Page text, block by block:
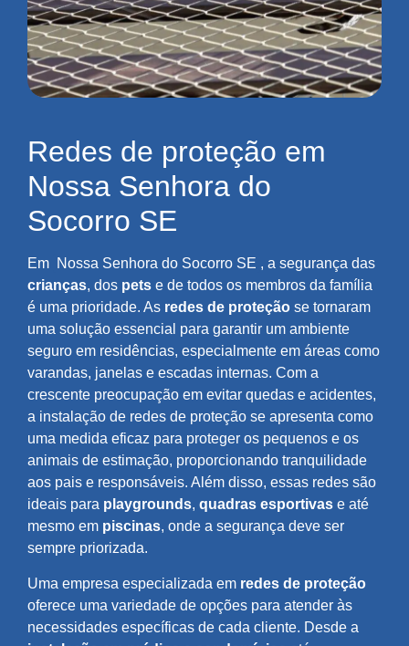
Redes de proteção em
Nossa Senhora do
Socorro SE
Em Nossa Senhora do Socorro SE , a segurança das
crianças, dos pets e de todos os membros da família
é uma prioridade. As redes de proteção se tornaram
uma solução essencial para garantir um ambiente
seguro em residências, especialmente em áreas como
varandas, janelas e escadas internas. Com a
crescente preocupação em evitar quedas e acidentes,
a instalação de redes de proteção se apresenta como
uma medida eficaz para proteger os pequenos e os
animais de estimação, proporcionando tranquilidade
aos pais e responsáveis. Além disso, essas redes são
ideais para playgrounds, quadras esportivas e até
mesmo em piscinas, onde a segurança deve ser
sempre priorizada.
Uma empresa especializada em redes de proteção
oferece uma variedade de opções para atender às
necessidades específicas de cada cliente. Desde a